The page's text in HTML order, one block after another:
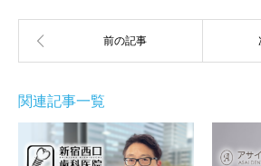
関連記事一覧